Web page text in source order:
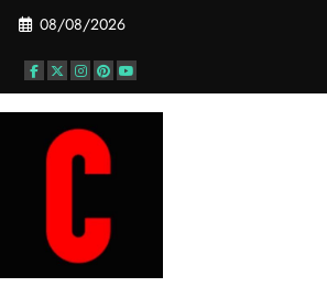
08/08/2026